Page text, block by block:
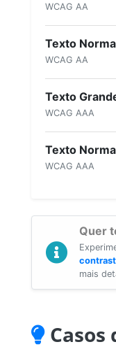
WCAG AA
Texto
WCAG AA
Texto
WCAG AAA
Texto
WCAG AAA
Quer
mais
Casos